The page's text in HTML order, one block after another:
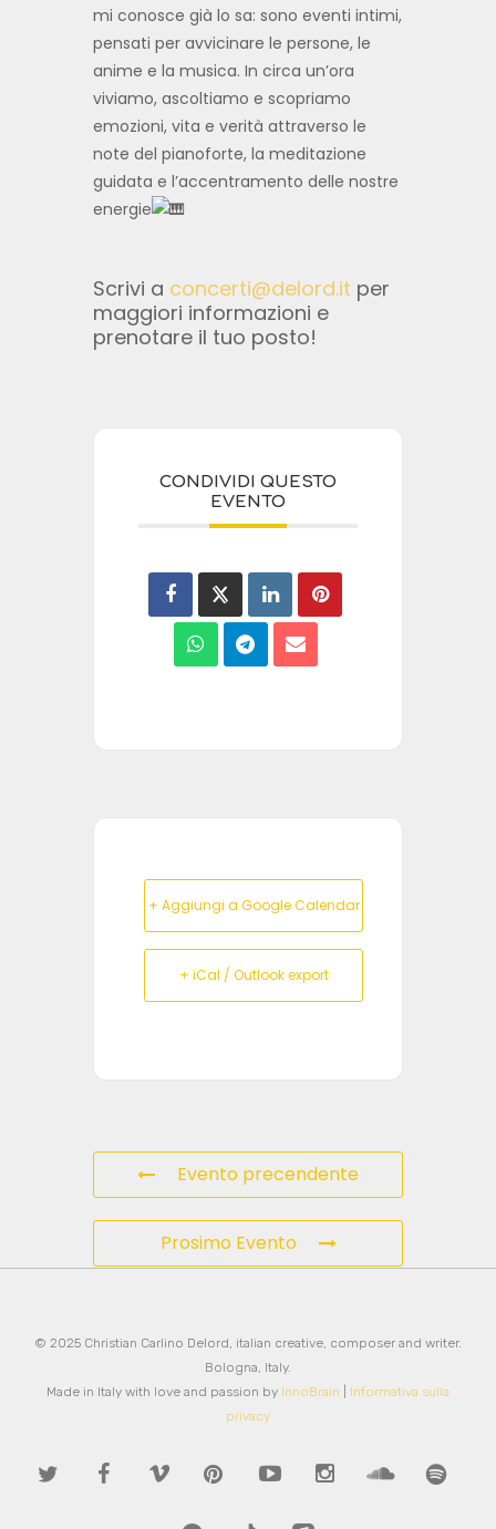
mi conosce già lo sa: sono eventi intimi,
pensati per avvicinare le persone, le
anime e la musica. In circa un’ora
viviamo, ascoltiamo e scopriamo
emozioni, vita e verità attraverso le
note del pianoforte, la meditazione
guidata e l’accentramento delle nostre
energie
Scrivi a concerti@delord.it per
maggiori informazioni e
prenotare il tuo posto!
CONDIVIDI QUESTO
EVENTO
+ Aggiungi a Google Calendar
+ iCal / Outlook export
Evento precendente
Prosimo Evento
© 2025 Christian Carlino Delord, italian creative, composer and writer.
Bologna, Italy.
Made in Italy with love and passion by InnoBrain
Informativa sulla
privacy
twitter facebookvimeo pinterest youtube instagramsoundcloudspotify